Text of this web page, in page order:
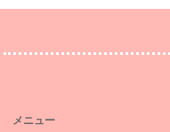
メニュー